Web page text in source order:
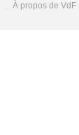
À propos de VdF